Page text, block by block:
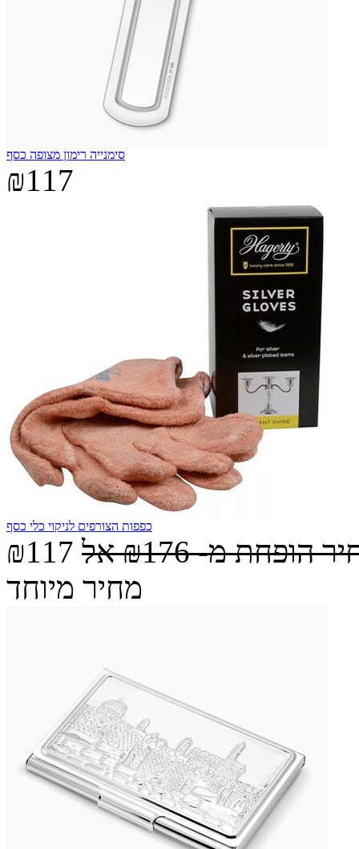
סימנייה רימון מצופה כסף
₪117
כפפות הצורפים לניקוי כלי כסף
₪117 הופחת מ-₪176 אל
מחיר מיוחד